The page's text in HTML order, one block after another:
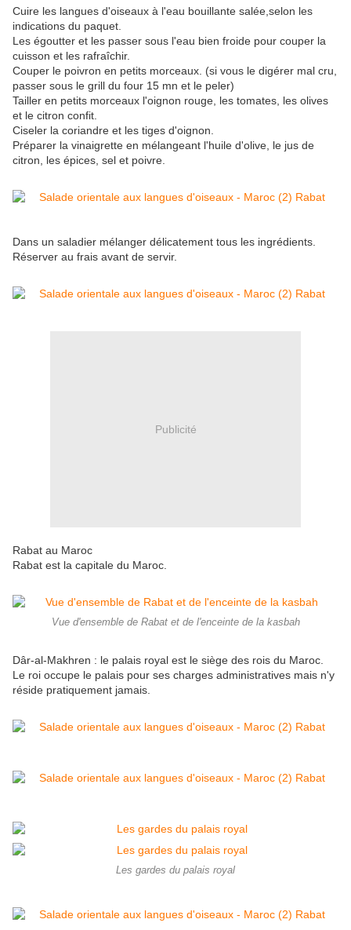
Cuire les langues d'oiseaux à l'eau bouillante salée,selon les
indications du paquet.
Les égoutter et les passer sous l'eau bien froide pour couper la
cuisson et les rafraîchir.
Couper le poivron en petits morceaux. (si vous le digérer mal cru,
passer sous le grill du four 15 mn et le peler)
Tailler en petits morceaux l'oignon rouge, les tomates, les olives
et le citron confit.
Ciseler la coriandre et les tiges d'oignon.
Préparer la vinaigrette en mélangeant l'huile d'olive, le jus de
citron, les épices, sel et poivre.
Dans un saladier mélanger délicatement tous les ingrédients.
Réserver au frais avant de servir.
Publicité
Rabat au Maroc
Rabat est la capitale du Maroc.
Vue d'ensemble de Rabat et de l'enceinte de la kasbah
Dâr-al-Makhren : le palais royal est le siège des rois du Maroc.
Le roi occupe le palais pour ses charges administratives mais n'y
réside pratiquement jamais.
Les gardes du palais royal